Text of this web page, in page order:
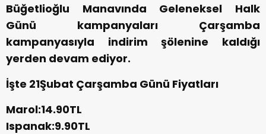
Büğetlioğlu Manavında Geleneksel Halk
Günü kampanyaları Çarşamba
kampanyasıyla indirim şölenine kaldığı
yerden devam ediyor.
İşte 21Şubat Çarşamba Günü Fiyatları
Marol:14.90TL
Ispanak:9.90TL